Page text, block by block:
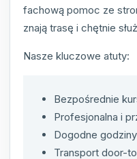
fachową pomoc ze
znają trasę i chętnie
Nasze kluczowe atuty:
Bezpośrednie
Profesjonalna i
Dogodne
Transport door-